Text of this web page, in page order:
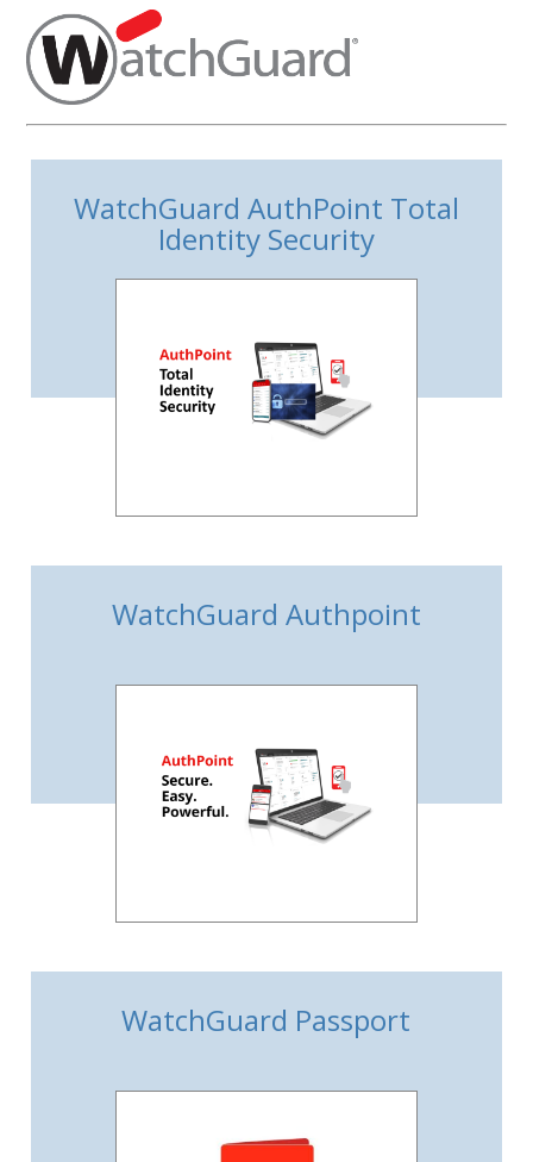
WatchGuard AuthPoint Total
Identity Security
WatchGuard Authpoint
WatchGuard Passport